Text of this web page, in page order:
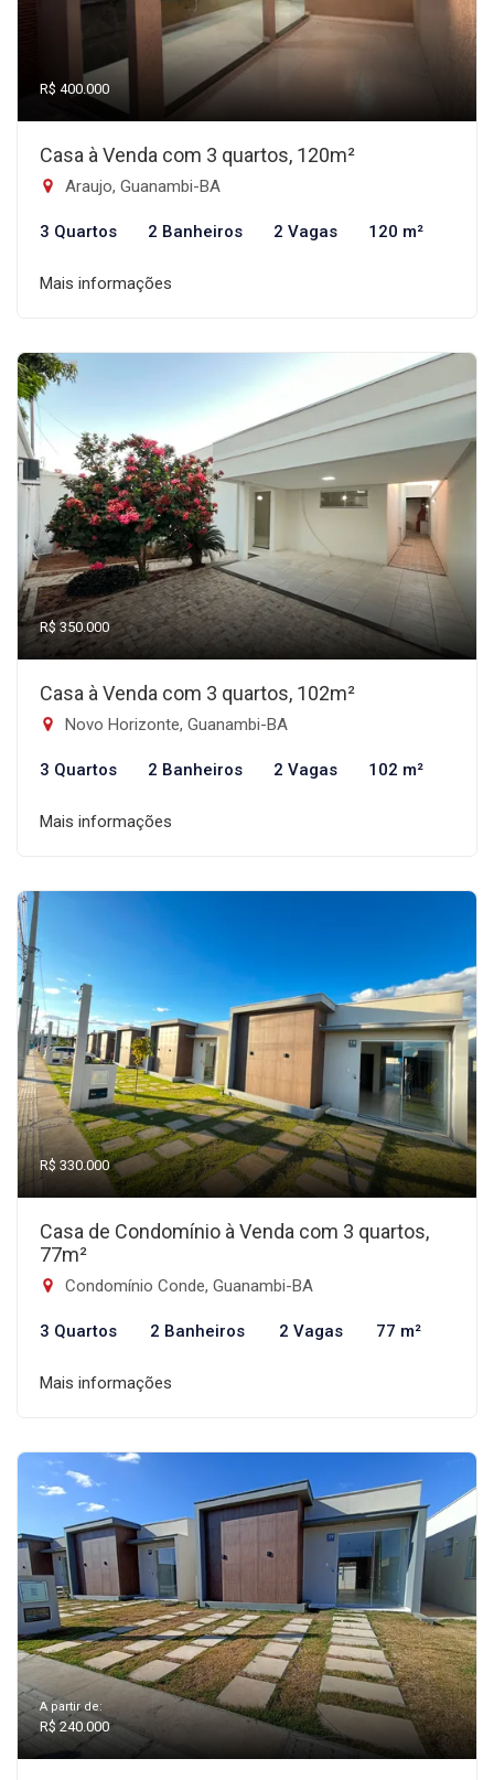
R$ 400.000
Casa à Venda com 3 quartos, 120m²
Araujo, Guanambi-BA
3 Quartos 2 Banheiros 2 Vagas 120 m²
Mais informações
R$ 350.000
Casa à Venda com 3 quartos, 102m²
Novo Horizonte, Guanambi-BA
3 Quartos 2 Banheiros 2 Vagas 102 m²
Mais informações
R$ 330.000
Casa de Condomínio à Venda com 3 quartos,
77m²
Condomínio Conde, Guanambi-BA
3 Quartos 2 Banheiros 2 Vagas 77 m²
Mais informações
A partir de:
R$ 240.000